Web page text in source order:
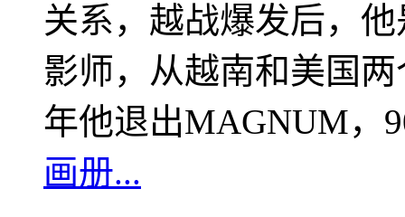
关系，越战爆发后，
影师，从越南和美国
年他退出MAGNUM，
画册...